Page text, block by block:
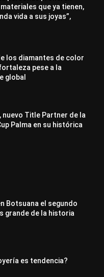
que ya tienen,
vida a sus joyas”,
los diamantes de color
pese a la
global
nuevo Title Partner de la
Palma en su histórica
Botsuana el segundo
grande de la historia
es tendencia?